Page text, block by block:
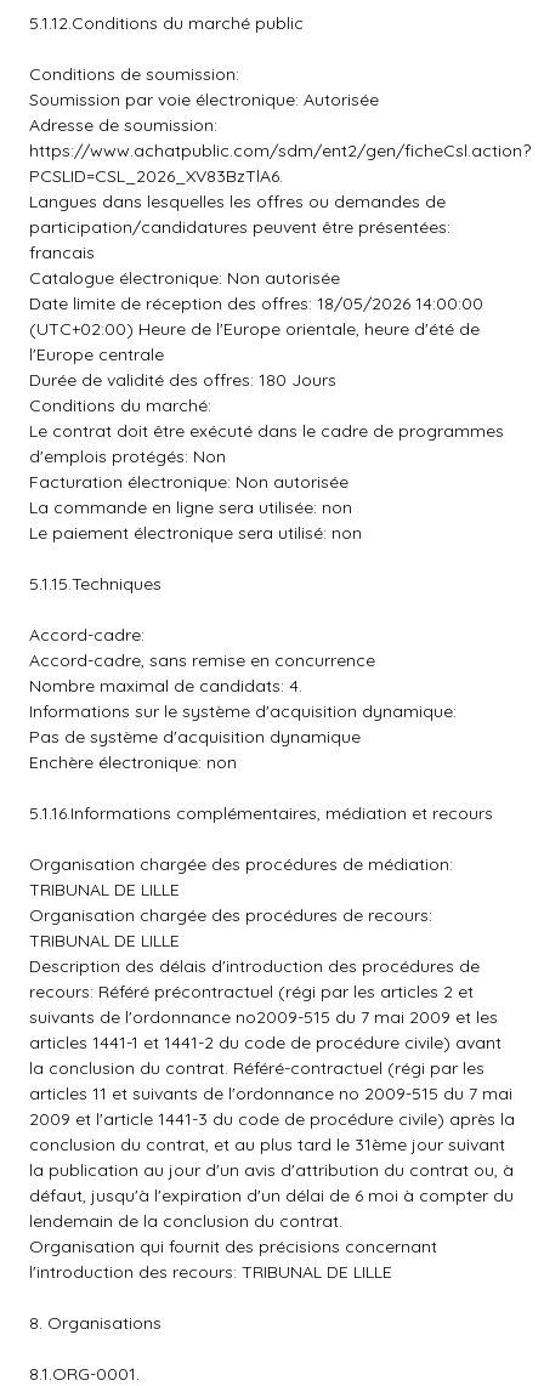
5.1.12.Conditions du marché public
Conditions de soumission:
Soumission par voie électronique: Autorisée
Adresse de soumission:
https://www.achatpublic.com/sdm/ent2/gen/ficheCsl.action?
PCSLID=CSL_2026_XV83BzTlA6.
Langues dans lesquelles les offres ou demandes de
participation/candidatures peuvent être présentées:
francais
Catalogue électronique: Non autorisée
Date limite de réception des offres: 18/05/2026 14:00:00
(UTC+02:00) Heure de l'Europe orientale, heure d'été de
l'Europe centrale
Durée de validité des offres: 180 Jours
Conditions du marché:
Le contrat doit être exécuté dans le cadre de programmes
d'emplois protégés: Non
Facturation électronique: Non autorisée
La commande en ligne sera utilisée: non
Le paiement électronique sera utilisé: non
5.1.15.Techniques
Accord-cadre:
Accord-cadre, sans remise en concurrence
Nombre maximal de candidats: 4.
Informations sur le système d'acquisition dynamique:
Pas de système d'acquisition dynamique
Enchère électronique: non
5.1.16.Informations complémentaires, médiation et recours
Organisation chargée des procédures de médiation:
TRIBUNAL DE LILLE
Organisation chargée des procédures de recours:
TRIBUNAL DE LILLE
Description des délais d'introduction des procédures de
recours: Référé précontractuel (régi par les articles 2 et
suivants de l'ordonnance no2009-515 du 7 mai 2009 et les
articles 1441-1 et 1441-2 du code de procédure civile) avant
la conclusion du contrat. Référé-contractuel (régi par les
articles 11 et suivants de l'ordonnance no 2009-515 du 7 mai
2009 et l'article 1441-3 du code de procédure civile) après la
conclusion du contrat, et au plus tard le 31ème jour suivant
la publication au jour d'un avis d'attribution du contrat ou, à
défaut, jusqu'à l'expiration d'un délai de 6 moi à compter du
lendemain de la conclusion du contrat.
Organisation qui fournit des précisions concernant
l'introduction des recours: TRIBUNAL DE LILLE
8. Organisations
8.1.ORG-0001.